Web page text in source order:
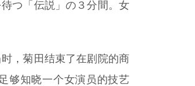
つ「伝説」の３分間。女
，菊田结束了在剧院的商
够知晓一个女演员的技艺